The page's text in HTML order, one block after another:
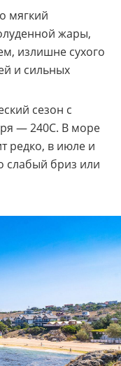
мягкий
жары,
излишне сухого
и сильных
сезон с
— 240С. В море
редко, в июле и
слабый бриз или